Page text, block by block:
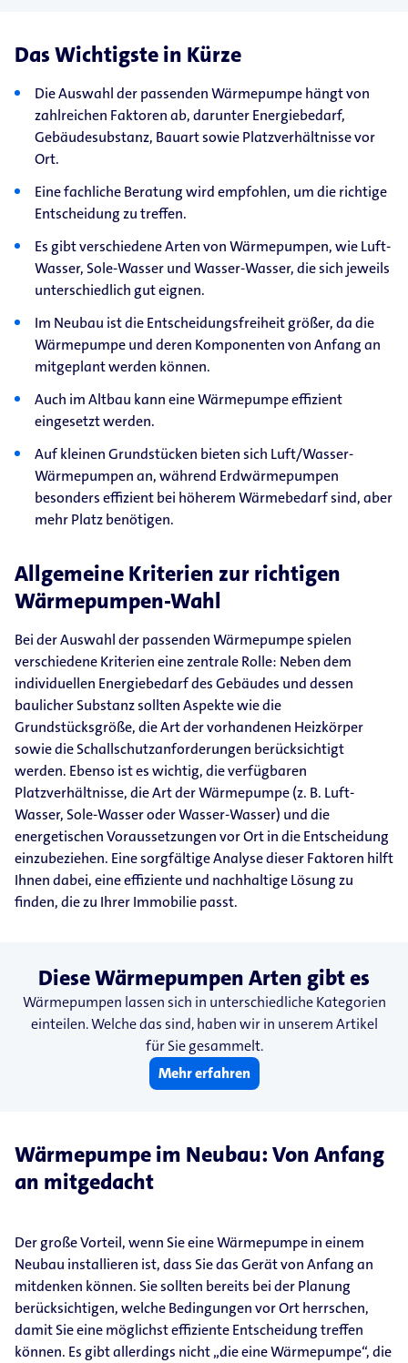
Das Wichtigste in Kürze
Die Auswahl der passenden Wärmepumpe hängt von
zahlreichen Faktoren ab, darunter Energiebedarf,
Gebäudesubstanz, Bauart sowie Platzverhältnisse vor
Ort.
Eine fachliche Beratung wird empfohlen, um die richtige
Entscheidung zu treffen.
Es gibt verschiedene Arten von Wärmepumpen, wie Luft-
Wasser, Sole-Wasser und Wasser-Wasser, die sich jeweils
unterschiedlich gut eignen.
Im Neubau ist die Entscheidungsfreiheit größer, da die
Wärmepumpe und deren Komponenten von Anfang an
mitgeplant werden können.
Auch im Altbau kann eine Wärmepumpe effizient
eingesetzt werden.
Auf kleinen Grundstücken bieten sich Luft/Wasser-
Wärmepumpen an, während Erdwärmepumpen
besonders effizient bei höherem Wärmebedarf sind, aber
mehr Platz benötigen.
Allgemeine Kriterien zur richtigen
Wärmepumpen-Wahl
Bei der Auswahl der passenden Wärmepumpe spielen
verschiedene Kriterien eine zentrale Rolle: Neben dem
individuellen Energiebedarf des Gebäudes und dessen
baulicher Substanz sollten Aspekte wie die
Grundstücksgröße, die Art der vorhandenen Heizkörper
sowie die Schallschutzanforderungen berücksichtigt
werden. Ebenso ist es wichtig, die verfügbaren
Platzverhältnisse, die Art der Wärmepumpe (z. B. Luft-
Wasser, Sole-Wasser oder Wasser-Wasser) und die
energetischen Voraussetzungen vor Ort in die Entscheidung
einzubeziehen. Eine sorgfältige Analyse dieser Faktoren hilft
Ihnen dabei, eine effiziente und nachhaltige Lösung zu
finden, die zu Ihrer Immobilie passt.
Diese Wärmepumpen Arten gibt es
Wärmepumpen lassen sich in unterschiedliche Kategorien
einteilen. Welche das sind, haben wir in unserem Artikel
für Sie gesammelt.
Mehr erfahren
Wärmepumpe im Neubau: Von Anfang
an mitgedacht
Der große Vorteil, wenn Sie eine Wärmepumpe in einem
Neubau installieren ist, dass Sie das Gerät von Anfang an
mitdenken können. Sie sollten bereits bei der Planung
berücksichtigen, welche Bedingungen vor Ort herrschen,
damit Sie eine möglichst effiziente Entscheidung treffen
können. Es gibt allerdings nicht „die eine Wärmepumpe“, die